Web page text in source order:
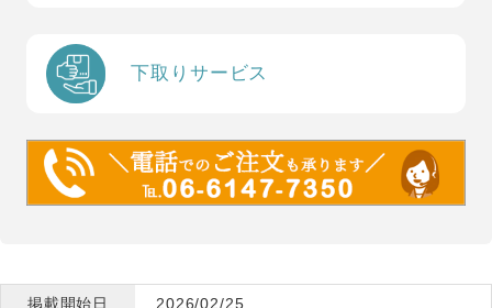
下取りサービス
掲載開始日 2026/02/25